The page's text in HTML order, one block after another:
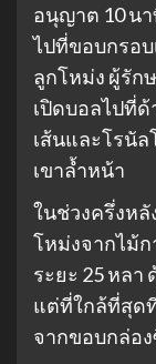
อนุญาต 10 น
ไปที่ขอบกรอ
ลูกโหม่ง ผู้รัก
เปิดบอลไปที่
เส้นและโรนั
เขาล้ำหน้า
ในช่วงครึ่งหลั
โหม่งจากไม้ก
ระยะ 25 หลา
แต่ที่ใกล้ที่สุด
จากขอบกล่อ